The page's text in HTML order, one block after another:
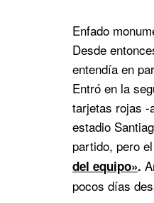
Enfado
Desde
entendía en
Entró en la
tarjetas rojas -
estadio
partido, pero
del equipo».
pocos días